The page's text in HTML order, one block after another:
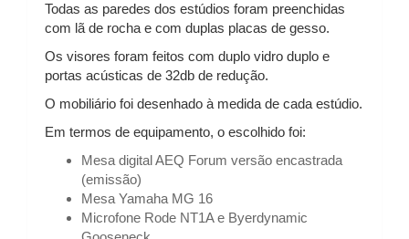
Todas as paredes dos estúdios foram preenchidas
com lã de rocha e com duplas placas de gesso.
Os visores foram feitos com duplo vidro duplo e
portas acústicas de 32db de redução.
O mobiliário foi desenhado à medida de cada estúdio.
Em termos de equipamento, o escolhido foi:
Mesa digital AEQ Forum versão encastrada
(emissão)
Mesa Yamaha MG 16
Microfone Rode NT1A e Byerdynamic